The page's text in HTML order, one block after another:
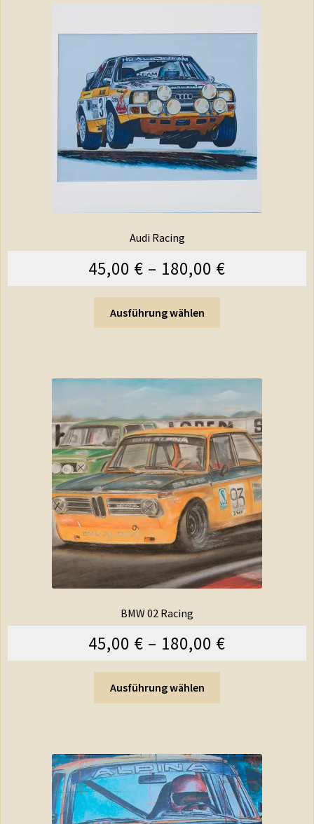
Audi Racing
45,00 € – 180,00 €
Ausführung wählen
BMW 02 Racing
45,00 € – 180,00 €
Ausführung wählen